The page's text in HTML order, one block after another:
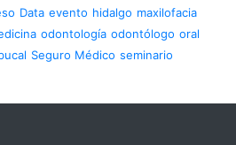
Data evento hidalgo maxilofacia
odontología odontólogo oral
Seguro Médico seminario